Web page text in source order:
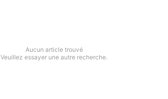
Aucun article trouvé
Veuillez essayer une autre recherche.